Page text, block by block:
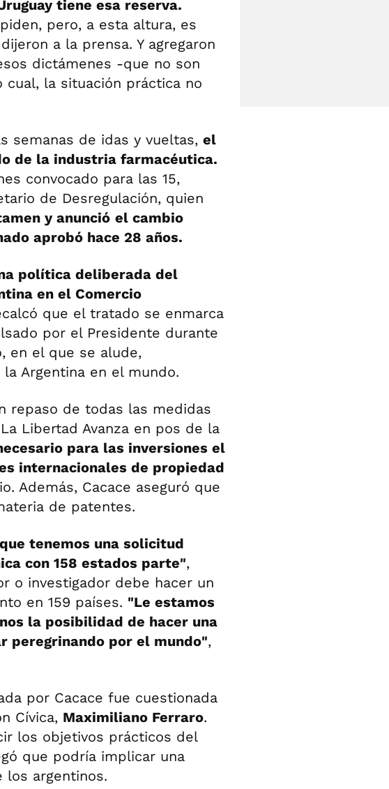
tiene esa reserva.
pero, a esta altura, es
a la prensa. Y agregaron
dictámenes -que no son
cual, la situación práctica no
semanas de idas y vueltas, el
de la industria farmacéutica.
convocado para las 15,
de Desregulación, quien
y anunció el cambio
aprobó hace 28 años.
política deliberada del
en el Comercio
que el tratado se enmarca
por el Presidente durante
en el que se alude,
Argentina en el mundo.
repaso de todas las medidas
Libertad Avanza en pos de la
para las inversiones el
internacionales de propiedad
Además, Cacace aseguró que
de patentes.
tenemos una solicitud
con 158 estados parte",
o investigador debe hacer un
en 159 países. "Le estamos
la posibilidad de hacer una
peregrinando por el mundo",
por Cacace fue cuestionada
Cívica, Maximiliano Ferraro.
los objetivos prácticos del
que podría implicar una
los argentinos.